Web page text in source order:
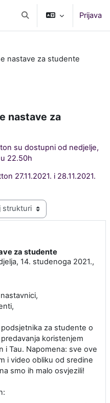
Toggle search inputPrijava
nastave za studente
nastave za
su dostupni od nedjelje,
22.50h
27.11.2021. i 28.11.2021.
za studente
14. studenoga 2021.,
za studente o
koristenjem
i Tau. Napomena: sve ove
i video obliku od sredine
smo ih malo osvjezili!